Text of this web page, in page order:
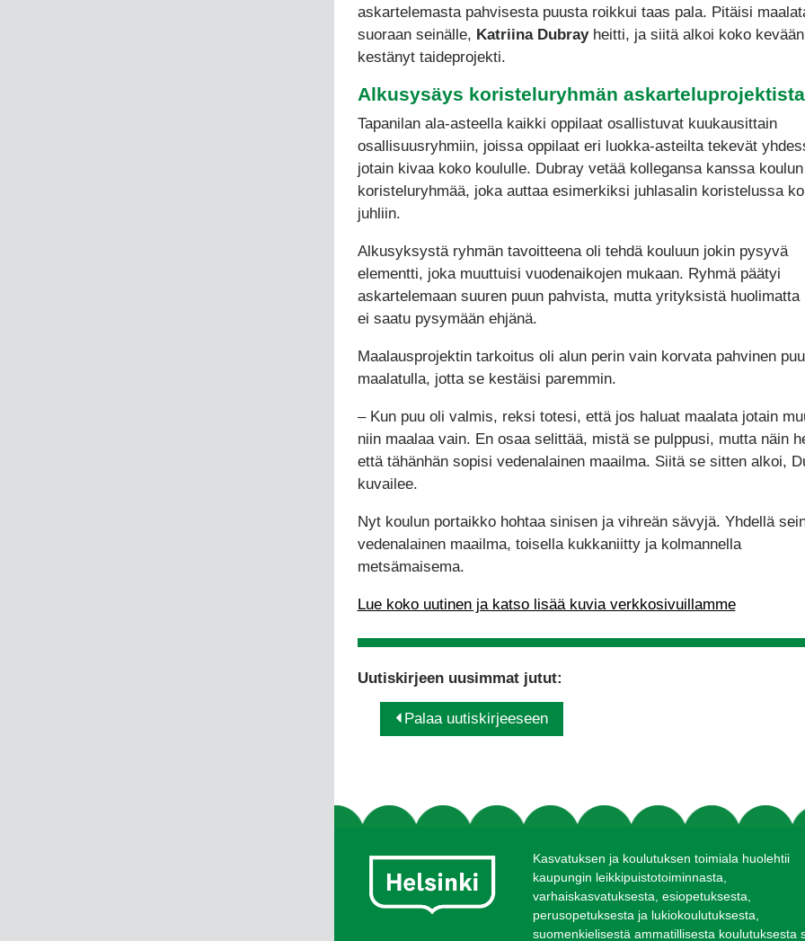
askartelemasta pahvisesta puusta roikkui taas pala. Pitäisi
suoraan seinälle, Katriina Dubray heitti, ja siitä alkoi koko kevään
kestänyt taideprojekti.
Alkusysäys koristeluryhmän askarteluprojektista
Tapanilan ala-asteella kaikki oppilaat osallistuvat kuukausittain
osallisuusryhmiin, joissa oppilaat eri luokka-asteilta tekevät
jotain kivaa koko koululle. Dubray vetää kollegansa kanssa koulun
koristeluryhmää, joka auttaa esimerkiksi juhlasalin koristelussa
juhliin.
Alkusyksystä ryhmän tavoitteena oli tehdä kouluun jokin pysyvä
elementti, joka muuttuisi vuodenaikojen mukaan. Ryhmä päätyi
askartelemaan suuren puun pahvista, mutta yrityksistä huolimatta
ei saatu pysymään ehjänä.
Maalausprojektin tarkoitus oli alun perin vain korvata pahvinen puu
maalatulla, jotta se kestäisi paremmin.
– Kun puu oli valmis, reksi totesi, että jos haluat maalata jotain
niin maalaa vain. En osaa selittää, mistä se pulppusi, mutta näin
että tähänhän sopisi vedenalainen maailma. Siitä se sitten alkoi,
kuvailee.
Nyt koulun portaikko hohtaa sinisen ja vihreän sävyjä. Yhdellä
vedenalainen maailma, toisella kukkaniitty ja kolmannella
metsämaisema.
Lue koko uutinen ja katso lisää kuvia verkkosivuillamme
Uutiskirjeen uusimmat jutut:
Palaa uutiskirjeeseen
Kasvatuksen ja koulutuksen toimiala huolehtii
kaupungin leikkipuistotoiminnasta,
varhaiskasvatuksesta, esiopetuksesta,
perusopetuksesta ja lukiokoulutuksesta,
suomenkielisestä ammatillisesta koulutuksesta